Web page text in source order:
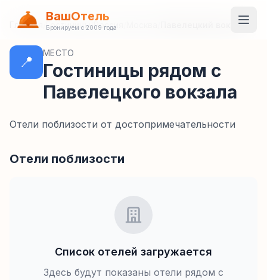
ВашОтель
Бронируем с 2009 года
Главная Гостиницы/Россия Павелецкий вокзал
📍
МЕСТО
Гостиницы рядом с
Павелецкого вокзала
Отели поблизости от достопримечательности
Отели поблизости
Список отелей загружается
Здесь будут показаны отели рядом с